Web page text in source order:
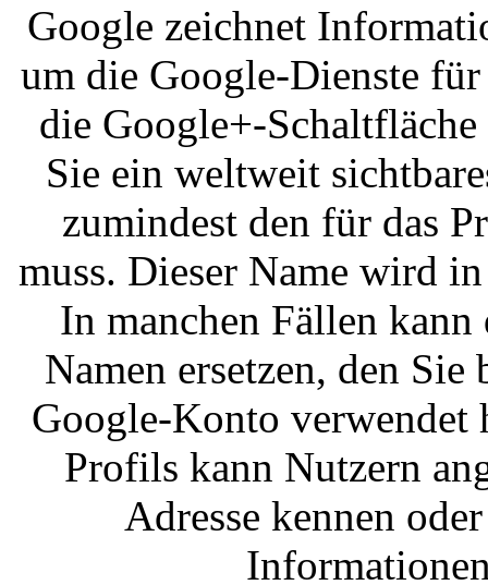
Google zeichnet
um die Google-Dienste
die Google+-
Sie ein weltweit
zumindest den für das
muss. Dieser Name wird
In manchen Fällen kann
Namen ersetzen, den
Google-Konto verwendet
Profils kann Nutzern
Adresse kennen